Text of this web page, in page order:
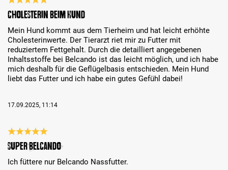
Évaluation avec une note de 5 sur 5 étoiles
Cholesterin beim Hund
Mein Hund kommt aus dem Tierheim und hat leicht erhöhte
Cholesterinwerte. Der Tierarzt riet mir zu Futter mit
reduziertem Fettgehalt. Durch die detailliert angegebenen
Inhaltsstoffe bei Belcando ist das leicht möglich, und ich habe
mich deshalb für die Geflügelbasis entschieden. Mein Hund
liebt das Futter und ich habe ein gutes Gefühl dabei!
17.09.2025, 11:14
Évaluation avec une note de 5 sur 5 étoiles
Super Belcando
Ich füttere nur Belcando Nassfutter.